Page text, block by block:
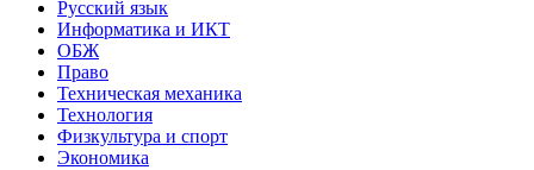
Русский язык
Информатика и ИКТ
ОБЖ
Право
Техническая механика
Технология
Физкультура и спорт
Экономика